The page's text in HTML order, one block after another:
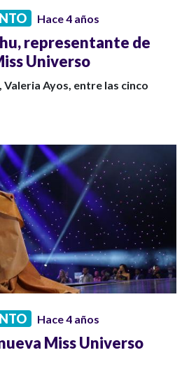
Hace 4 años
representante de
Universo
Ayos, entre las cinco
Hace 4 años
Miss Universo